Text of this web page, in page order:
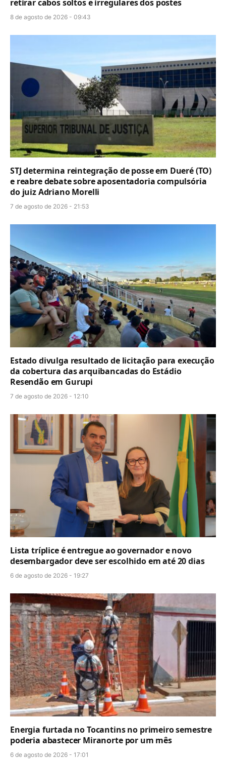
retirar cabos soltos e irregulares dos postes
8 de agosto de 2026 - 09:43
STJ determina reintegração de posse em Dueré (TO)
e reabre debate sobre aposentadoria compulsória
do juiz Adriano Morelli
7 de agosto de 2026 - 21:53
Estado divulga resultado de licitação para execução
da cobertura das arquibancadas do Estádio
Resendão em Gurupi
7 de agosto de 2026 - 12:10
Lista tríplice é entregue ao governador e novo
desembargador deve ser escolhido em até 20 dias
6 de agosto de 2026 - 19:27
Energia furtada no Tocantins no primeiro semestre
poderia abastecer Miranorte por um mês
6 de agosto de 2026 - 17:01